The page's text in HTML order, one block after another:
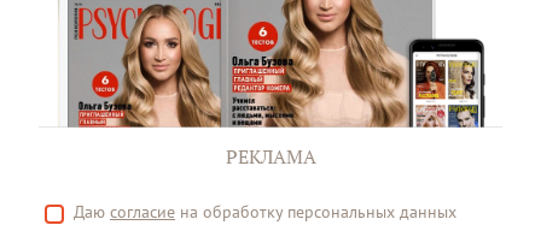
РЕКЛАМА
Даю согласие на обработку персональных данных